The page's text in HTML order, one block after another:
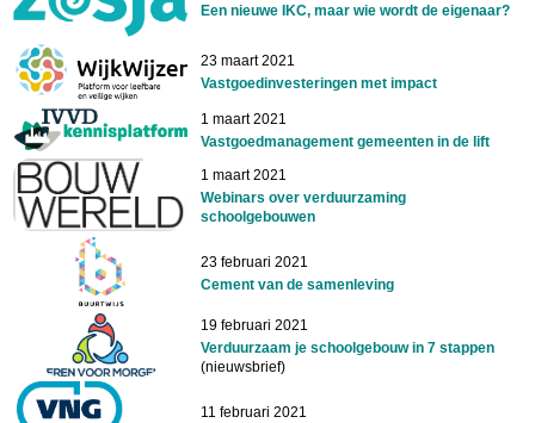
Een nieuwe IKC, maar wie wordt de eigenaar?
23 maart 2021
Vastgoedinvesteringen met impact
1 maart 2021
Vastgoedmanagement gemeenten in de lift
1 maart 2021
Webinars over verduurzaming
schoolgebouwen
23 februari 2021
Cement van de samenleving
19 februari 2021
Verduurzaam je schoolgebouw in 7 stappen
(nieuwsbrief)
11 februari 2021